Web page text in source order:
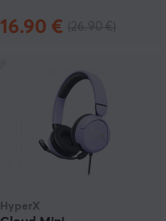
16.90 €
HyperX